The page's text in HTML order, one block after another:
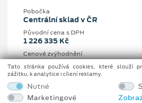
Pobočka
Centrální sklad v ČR
Původní cena s DPH
1 226 335 Kč
Cenové zvýhodnění
404 691 Kč
6st. manuální
Tato stránka používá cookies, které slouží
zážitku, k analytice i cílení reklamy.
Nutné
Marketingové